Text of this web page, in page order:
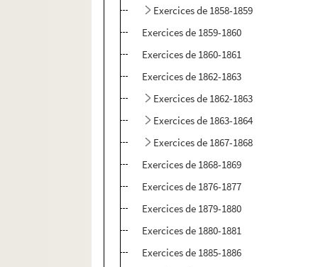
Exercices de 1858-1859
Exercices de 1859-1860
Exercices de 1860-1861
Exercices de 1862-1863
Exercices de 1862-1863
Exercices de 1863-1864
Exercices de 1867-1868
Exercices de 1868-1869
Exercices de 1876-1877
Exercices de 1879-1880
Exercices de 1880-1881
Exercices de 1885-1886